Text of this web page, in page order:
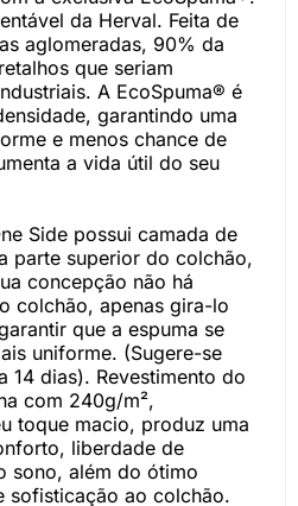
da Herval. Feita de
aglomeradas, 90% da
que seriam
A EcoSpuma® é
garantindo uma
e menos chance de
a vida útil do seu
Side possui camada de
parte superior do colchão,
concepção não há
colchão, apenas gira-lo
que a espuma se
uniforme. (Sugere-se
14 dias). Revestimento do
com 240g/m²,
toque macio, produz uma
liberdade de
sono, além do ótimo
sofisticação ao colchão.